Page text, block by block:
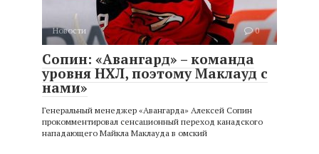
Новости 0
Сопин: «Авангард» – команда
уровня НХЛ, поэтому Маклауд с
нами»
Генеральный менеджер «Авангарда» Алексей Сопин
прокомментировал сенсационный переход канадского
нападающего Майкла Маклауда в омский